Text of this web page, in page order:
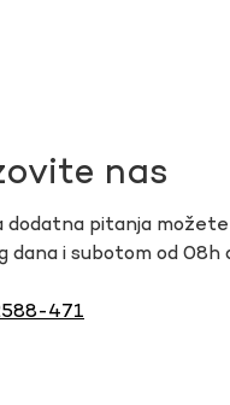
nas
dodatna pitanja
dana i subotom od 08h
471